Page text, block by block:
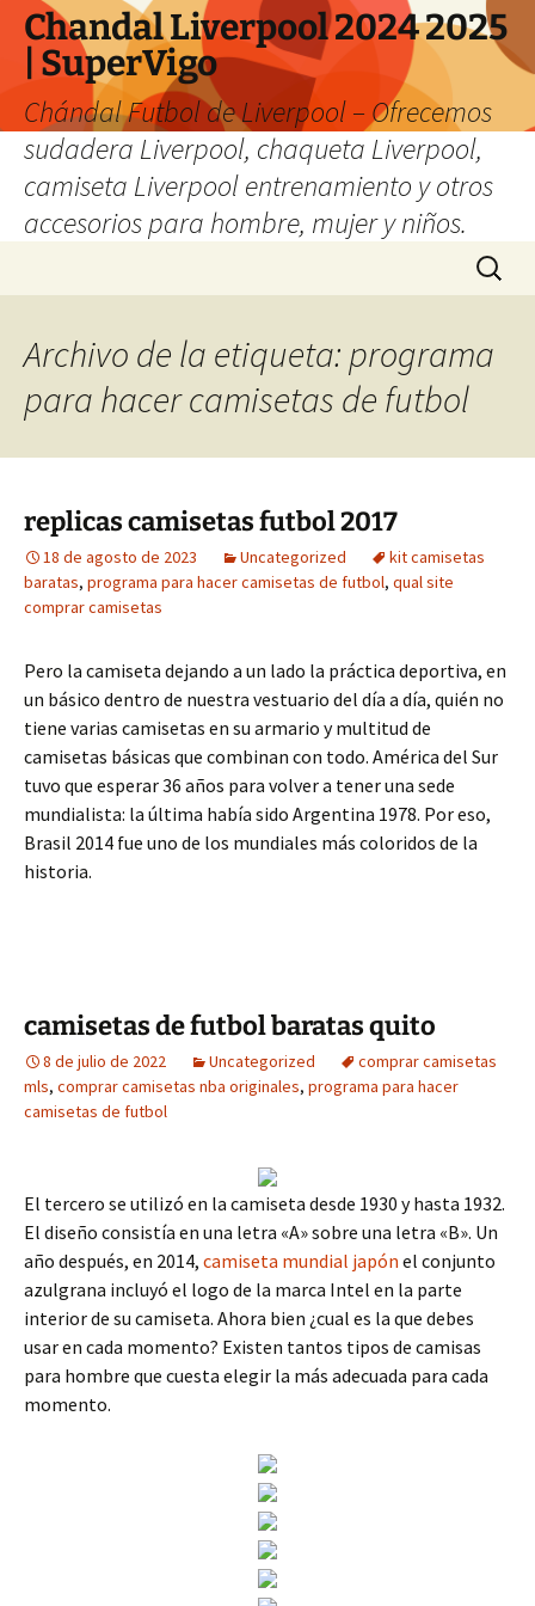
Chandal Liverpool 2024 2025
| SuperVigo
Chándal Futbol de Liverpool – Ofrecemos
sudadera Liverpool, chaqueta Liverpool,
camiseta Liverpool entrenamiento y otros
accesorios para hombre, mujer y niños.
Buscar:
Archivo de la etiqueta: programa
para hacer camisetas de futbol
replicas camisetas futbol 2017
18 de agosto de 2023 Uncategorized
kit camisetas
baratas, programa para hacer camisetas de futbol, qual site
comprar camisetas
Pero la camiseta dejando a un lado la práctica deportiva, en
un básico dentro de nuestra vestuario del día a día, quién no
tiene varias camisetas en su armario y multitud de
camisetas básicas que combinan con todo. América del Sur
tuvo que esperar 36 años para volver a tener una sede
mundialista: la última había sido Argentina 1978. Por eso,
Brasil 2014 fue uno de los mundiales más coloridos de la
historia.
camisetas de futbol baratas quito
8 de julio de 2022 Uncategorized
comprar camisetas
mls, comprar camisetas nba originales, programa para hacer
camisetas de futbol
El tercero se utilizó en la camiseta desde 1930 y hasta 1932.
El diseño consistía en una letra «A» sobre una letra «B». Un
año después, en 2014, camiseta mundial japón el conjunto
azulgrana incluyó el logo de la marca Intel en la parte
interior de su camiseta. Ahora bien ¿cual es la que debes
usar en cada momento? Existen tantos tipos de camisas
para hombre que cuesta elegir la más adecuada para cada
momento.